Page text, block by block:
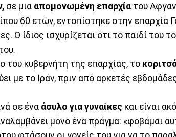
σε μια απομονωμένη επαρχία του
60 ετών, εντοπίστηκε στην επαρχία
Ο ίδιος ισχυρίζεται ότι το παιδί του
κυβερνήτη της επαρχίας, το
με το Ιράν, πριν από αρκετές
σε ένα άσυλο για γυναίκες και είναι
μόνο ένα πράγμα: «φοβάμαι